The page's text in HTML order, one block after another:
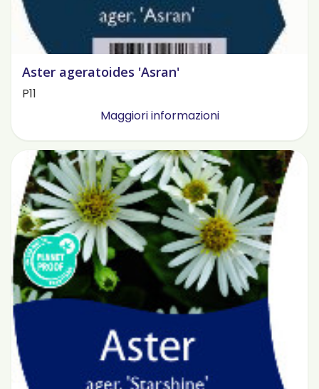
Aster ageratoides 'Asran'
P11
Maggiori informazioni